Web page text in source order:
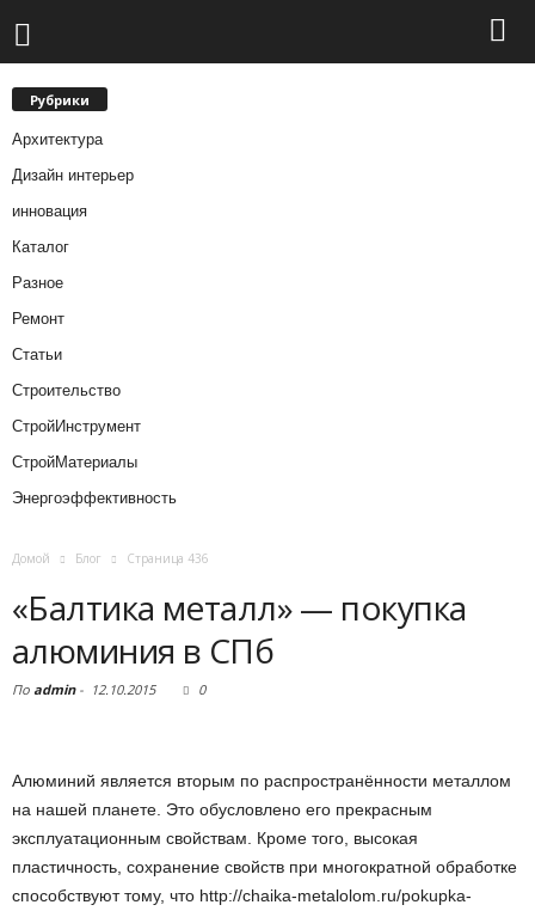
Рубрики
Архитектура
Дизайн интерьер
инновация
Каталог
Разное
Ремонт
Статьи
Строительство
СтройИнструмент
СтройМатериалы
Энергоэффективность
Домой Блог Страница 436
«Балтика металл» — покупка
алюминия в СПб
По admin- 12.10.2015 0
Алюминий является вторым по распространённости металлом
на нашей планете. Это обусловлено его прекрасным
эксплуатационным свойствам. Кроме того, высокая
пластичность, сохранение свойств при многократной обработке
способствуют тому, что http://chaika-metalolom.ru/pokupka-